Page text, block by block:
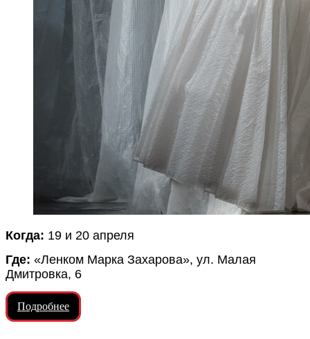
Когда: 19 и 20 апреля
Где: «Ленком Марка Захарова», ул. Малая
Дмитровка, 6
Подробнее